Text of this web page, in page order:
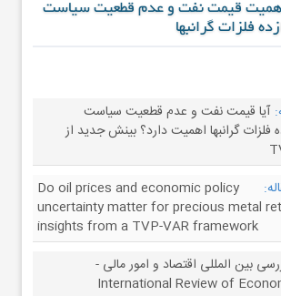
اهمیت قیمت نفت و عدم قطعیت سیاست
فلزات گرانبها
آیا قیمت نفت و عدم قطعیت سیاست
فلزات گرانبها اهمیت دارد؟ بینش جدید از
Do oil prices and economic policy
uncertainty matter for precious metal
insights from a TVP-VAR framework
بین المللی اقتصاد و امور مالی -
International Review of